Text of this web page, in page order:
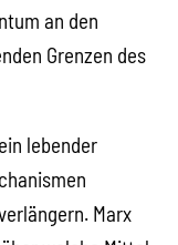
an den
Grenzen des
lebender
Marx